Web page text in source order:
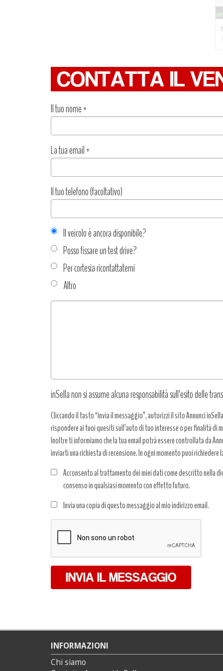
CONTATTA IL
Il tuo nome*
La tua email*
Il tuo telefono (facoltativo)
Il veicolo è ancora disponibile?
Posso fissare un test drive?
Per cortesia ricontattatemi
Altro
Tipo
inSella non si assume alcuna responsabilità sull’esito delle
Cliccando il tasto “invia il messaggio”, autorizzi il sito Annunci
rispondere ai tuoi quesiti sull’auto di tuo interesse o per finalità di
Inoltre ti informiamo che la tua email potrà essere controllata da
inviarti una richiesta di recensione. In ogni momento puoi
Acconsento al trattamento dei miei dati come descritto nella
consenso in qualsiasi momento con effetto futuro.
dati
*
Invia una copia di questo messaggio al mio indirizzo email.
INVIA IL MESSAGGIO
INFORMAZIONI
Chi siamo